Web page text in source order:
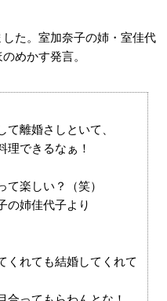
た。室加奈子の姉・室佳代
めかす発言。
離婚さしといて、
理できるなぁ！
楽しい？（笑）
の姉佳代子より
くれても結婚してくれて